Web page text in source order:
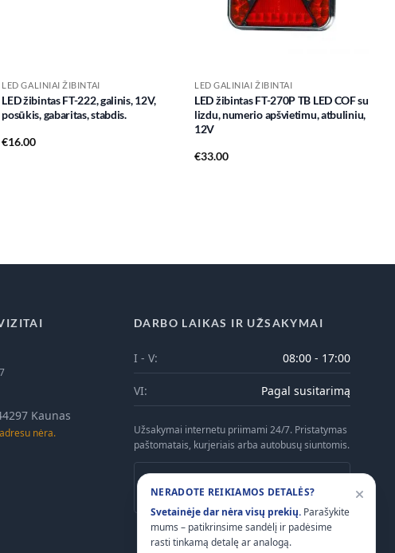
LED GALINIAI ŽIBINTAI
LED žibintas FT-222, galinis, 12V,
posūkis, gabaritas, stabdis.
€16.00
LED GALINIAI ŽIBINTAI
LED žibintas FT-270P TB LED COF su
lizdu, numerio apšvietimu, atbuliniu,
12V
€33.00
Kaunas
nėra.
DARBO LAIKAS IR UŽSAKYMAI
I - V: 08:00 - 17:00
VI: Pagal susitarimą
Užsakymai internetu priimami 24/7. Pristatymas
paštomatais, kurjeriais arba autobusų siuntomis.
suderinus laiką telefonu.
NERADOTE REIKIAMOS DETALĖS?
Svetainėje dar nėra visų prekių. Parašykite
mums – patikrinsime sandėlį ir padėsime
rasti tinkamą detalę ar analogą.